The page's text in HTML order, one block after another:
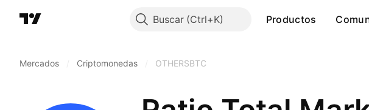
Buscar Productos
Mercados Criptomonedas OTHERSBTC